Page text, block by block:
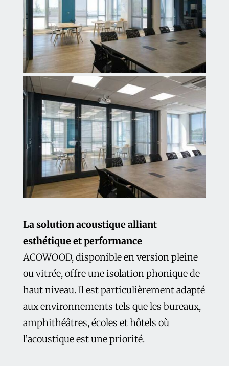
La solution acoustique alliant
esthétique et performance
ACOWOOD, disponible en version pleine
ou vitrée, offre une isolation phonique de
haut niveau. Il est particulièrement adapté
aux environnements tels que les bureaux,
amphithéâtres, écoles et hôtels où
l’acoustique est une priorité.